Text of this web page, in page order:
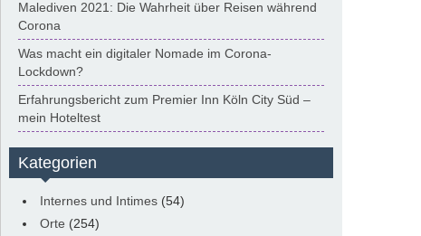
Malediven 2021: Die Wahrheit über Reisen während
Corona
Was macht ein digitaler Nomade im Corona-
Lockdown?
Erfahrungsbericht zum Premier Inn Köln City Süd –
mein Hoteltest
Kategorien
Internes und Intimes (54)
Orte (254)